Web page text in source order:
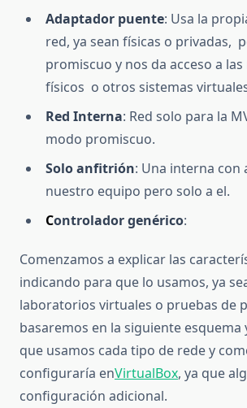
Adaptador puente: Usa la
red, ya sean físicas o privadas,
promiscuo y nos da acceso a
físicos o otros sistemas
Red Interna: Red solo para la
modo promiscuo.
Solo anfitrión: Una interna con
nuestro equipo pero solo a el.
Controlador genérico:
Comenzamos a explicar las
indicando para que lo usamos, ya
laboratorios virtuales o pruebas de
basaremos en la siguiente esquema
que usamos cada tipo de rede y
configuraría enVirtualBox, ya que
configuración adicional.